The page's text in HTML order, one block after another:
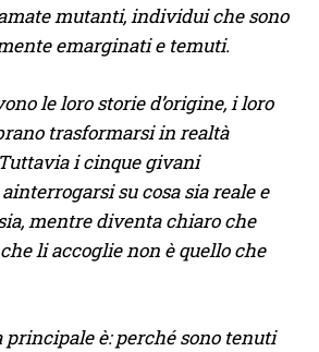
mutanti, individui che sono
emarginati e temuti.
le loro storie d’origine, i loro
trasformarsi in realtà
i cinque givani
su cosa sia reale e
mentre diventa chiaro che
li accoglie non è quello che
principale è: perché sono tenuti